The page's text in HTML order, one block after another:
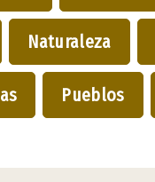
Naturaleza
Pueblos